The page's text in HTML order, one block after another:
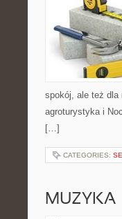
spokój, ale też dla
agroturystyka i
[…]
CATEGORIES:
MUZYKA